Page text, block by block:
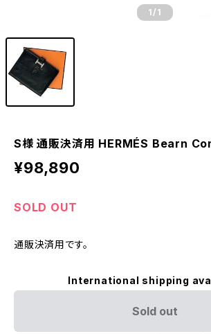
1 /1
S様 通販決済用 HERMÉS Bearn
¥98,890
SOLD OUT
通販決済用です。
International shipping
Sold out